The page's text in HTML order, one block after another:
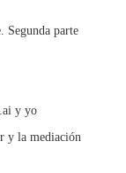
Segunda parte
y yo
y la mediación